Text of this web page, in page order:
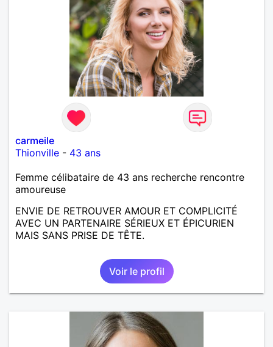
carmeile
Thionville - 43 ans
Femme célibataire de 43 ans recherche rencontre
amoureuse
ENVIE DE RETROUVER AMOUR ET COMPLICITÉ
AVEC UN PARTENAIRE SÉRIEUX ET ÉPICURIEN
MAIS SANS PRISE DE TÊTE.
Voir le profil